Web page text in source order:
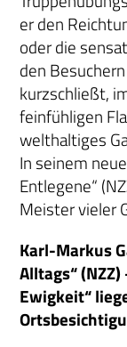
er den
oder die
den
kurzschließt,
feinfühligen
welthaltiges
In seinem
Entlegene“
Meister vieler
Karl-Markus
Alltags“
Ewigkeit“